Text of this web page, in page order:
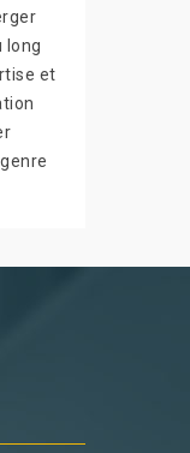
long
et